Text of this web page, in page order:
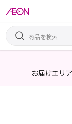
お届けエリ